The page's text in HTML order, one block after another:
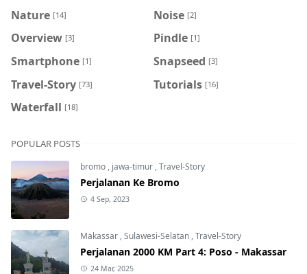
Nature [14] Noise [2]
Overview [3] Pindle [1]
Smartphone [1] Snapseed [3]
Travel-Story [73] Tutorials [16]
Waterfall [18]
POPULAR POSTS
bromo , jawa-timur ,Travel-Story
Perjalanan Ke Bromo
4 Sep, 2023
Makassar ,Sulawesi-Selatan ,Travel-Story
Perjalanan 2000 KM Part 4: Poso - Makassar
24 Mar, 2025